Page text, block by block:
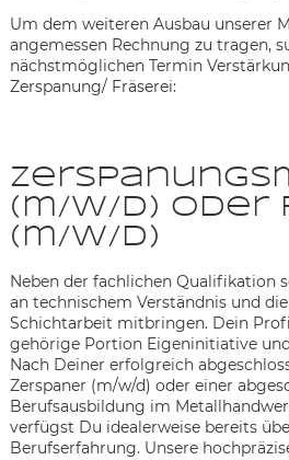
Um dem weiteren Ausbau unserer
angemessen Rechnung zu tragen,
nächstmöglichen Termin
Zerspanung/ Fräserei:
(m/w/d) oder
(m/w/d)
Neben der fachlichen Qualifikation
an technischem Verständnis und
Schichtarbeit mitbringen. Dein
gehörige Portion Eigeninitiative
Nach Deiner erfolgreich
Zerspaner (m/w/d) oder einer
Berufsausbildung im
verfügst Du idealerweise bereits
Berufserfahrung. Unsere
Karte